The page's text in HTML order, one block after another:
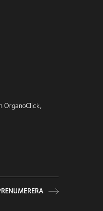
OrganoClick,